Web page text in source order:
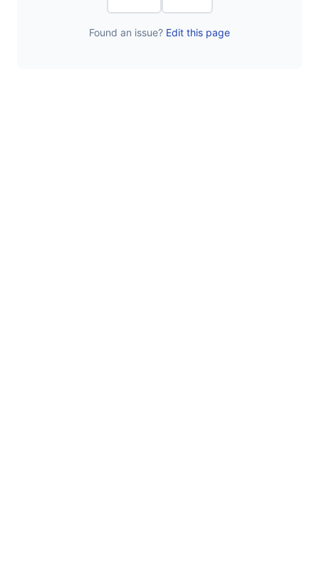
Found an issue? Edit this page